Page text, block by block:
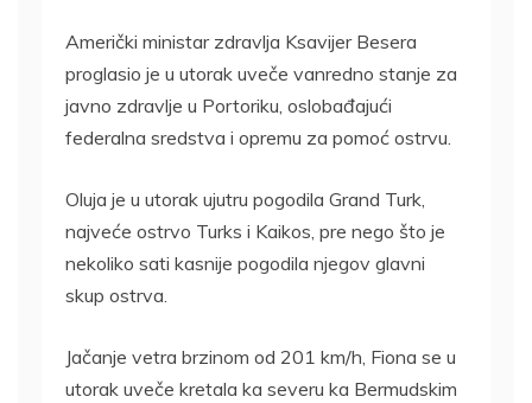
Američki ministar zdravlja Ksavijer Besera
proglasio je u utorak uveče vanredno stanje za
javno zdravlje u Portoriku, oslobađajući
federalna sredstva i opremu za pomoć ostrvu.
Oluja je u utorak ujutru pogodila Grand Turk,
najveće ostrvo Turks i Kaikos, pre nego što je
nekoliko sati kasnije pogodila njegov glavni
skup ostrva.
Jačanje vetra brzinom od 201 km/h, Fiona se u
utorak uveče kretala ka severu ka Bermudskim